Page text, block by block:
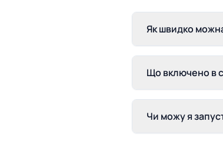
Як швидко
Що включено в
Чи можу я